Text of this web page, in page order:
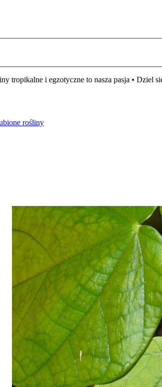
tropikalne i egzotyczne to nasza pasja • Dziel
rośliny